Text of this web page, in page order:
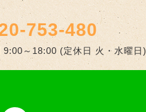
753-480
9:00～18:00 (定休日 火・水曜日)